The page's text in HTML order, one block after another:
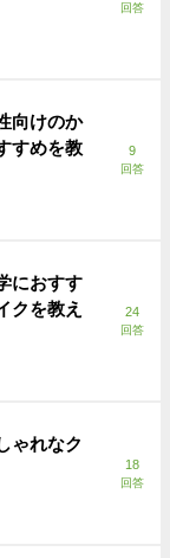
回答
向けのか
すめを教
9
回答
におすす
クを教え
24
回答
ゃれなク
18
回答